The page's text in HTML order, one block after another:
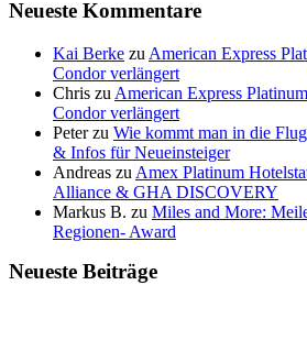
Neueste Kommentare
Kai Berke zu American Express
Condor verlängert
Chris zu American Express
Condor verlängert
Peterzu Wie kommt man in die
& Infos für Neueinsteiger
Andreas zu Amex Platinum
Alliance & GHA DISCOVERY
Markus B. zu Miles and More:
Regionen- Award
Neueste Beiträge